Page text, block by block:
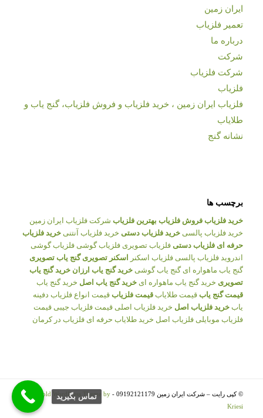
ایران زمین
تعمیر فلزیاب
درباره ما
شرکت
شرکت فلزیاب
فلزیاب
فلزیاب ایران زمین ، خرید فلزیاب و فروش فلزیاب، گنج یاب و
طلایاب
نشانه گنج
برچسب ها
خرید فلزیاب فروش فلزیاب بهترین فلزیاب شرکت فلزیاب ایران زمین
خرید فلزیاب پالسی خرید فلزیاب دستی خرید فلزیاب آنتنی خرید فلزیاب
حرفه ای فلزیاب دستی فلزیاب تصویری فلزیاب گوشی فلزیاب گوشی
اندروید فلزیاب پالسی فلزیاب اسکنر اسکنر تصویری گنج یاب تصویری
گنج یاب ماهواره ای گنج یاب گوشی خرید گنج یاب ارزان خرید گنج یاب
تصویری خرید گنج یاب ماهواره ای خرید گنج یاب اصل خرید گنج یاب
قیمت گنج یاب قیمت طلایاب قیمت فلزیاب قیمت انواع فلزیاب دفینه
یاب خرید فلزیاب اصل خرید فلزیاب اصلی قیمت فلزیاب جیبی قیمت
فلزیاب موبایلی فلزیاب اصل خرید طلایاب حرفه ای فلزیاب در کرمان
© کپی رایت – شرکت ایران زمین 09192121179 -
Enfold WordPress Theme by
Kriesi
تماس بگيريد